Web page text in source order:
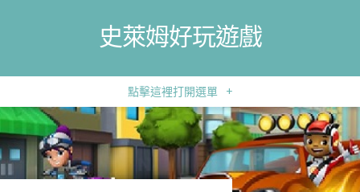
史萊姆好玩遊戲
點擊這裡打開選單 +